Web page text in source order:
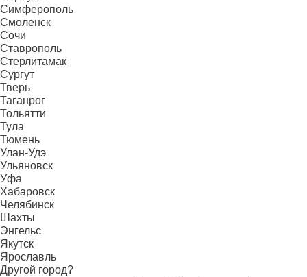
Симферополь
Смоленск
Сочи
Ставрополь
Стерлитамак
Сургут
Тверь
Таганрог
Тольятти
Тула
Тюмень
Улан-Удэ
Ульяновск
Уфа
Хабаровск
Челябинск
Шахты
Энгельс
Якутск
Ярославль
Другой город?